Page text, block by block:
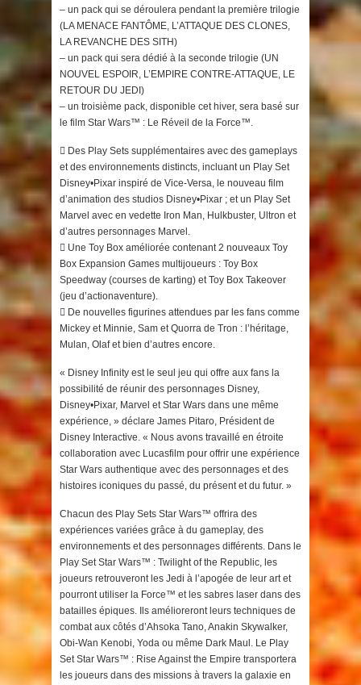
– un pack qui se déroulera pendant la première trilogie
(LA MENACE FANTÔME, L’ATTAQUE DES CLONES,
LA REVANCHE DES SITH)
– un pack qui sera dédié à la seconde trilogie (UN
NOUVEL ESPOIR, L’EMPIRE CONTRE-ATTAQUE, LE
RETOUR DU JEDI)
– un troisième pack, disponible cet hiver, sera basé sur
le film Star Wars™ : Le Réveil de la Force™.
 Des Play Sets supplémentaires avec des gameplays
et des environnements distincts, incluant un Play Set
Disney•Pixar inspiré de Vice-Versa, le nouveau film
d’animation des studios Disney•Pixar ; et un Play Set
Marvel avec en vedette Iron Man, Hulkbuster, Ultron et
d’autres personnages Marvel.
 Une Toy Box améliorée contenant 2 nouveaux Toy
Box Expansion Games multijoueurs : Toy Box
Speedway (courses de karting) et Toy Box Takeover
(jeu d’actionaventure).
 De nouvelles figurines attendues par les fans comme
Mickey et Minnie, Sam et Quorra de Tron : l’héritage,
Mulan, Olaf et bien d’autres encore.
« Disney Infinity est le seul jeu qui offre aux fans la
possibilité de réunir des personnages Disney,
Disney•Pixar, Marvel et Star Wars dans une même
expérience, » déclare James Pitaro, Président de
Disney Interactive. « Nous avons travaillé en étroite
collaboration avec Lucasfilm pour offrir une expérience
Star Wars authentique avec des personnages et des
histoires iconiques du passé, du présent et du futur. »
Chacun des Play Sets Star Wars™ offrira des
expériences variées grâce à du gameplay, des
environnements et des personnages différents. Dans le
Play Set Star Wars™ : Twilight of the Republic, les
joueurs retrouveront les Jedi à l’apogée de leur art et
pourront utiliser la Force™ et les sabres laser dans des
batailles épiques. Ils amélioreront leurs techniques de
combat aux côtés d’Ahsoka Tano, Anakin Skywalker,
Obi-Wan Kenobi, Yoda ou même Dark Maul. Le Play
Set Star Wars™ : Rise Against the Empire transportera
les joueurs dans des missions à travers la galaxie en